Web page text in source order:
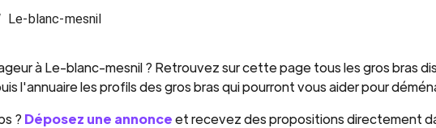
Le-blanc-mesnil
àLe-blanc-mesnil? Retrouvez sur cette page tous les gros bras
l'annuaire les profils des gros bras qui pourront vous aider pour
? Déposez une annonceet recevez des propositions directement